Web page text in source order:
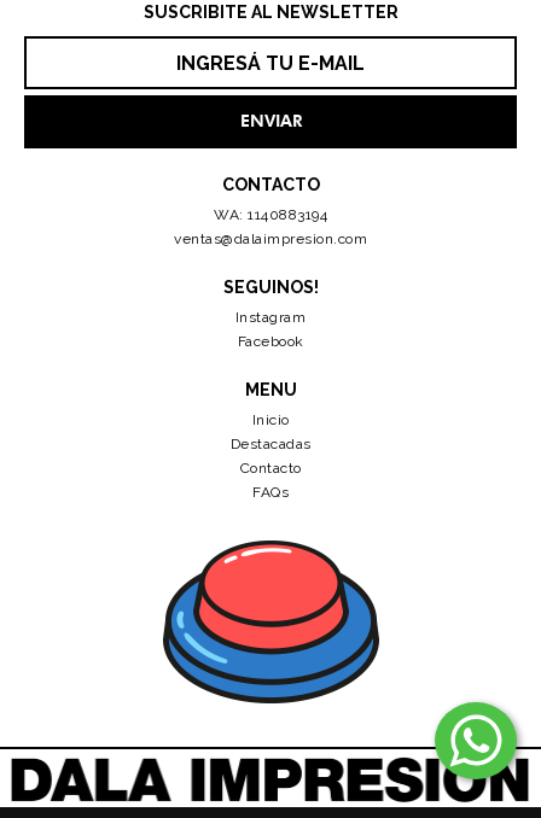
SUSCRIBITE AL NEWSLETTER
CONTACTO
WA: 1140883194
ventas@dalaimpresion.com
SEGUINOS!
Instagram
Facebook
MENU
Inicio
Destacadas
Contacto
FAQs